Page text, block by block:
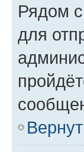
Рядом
для